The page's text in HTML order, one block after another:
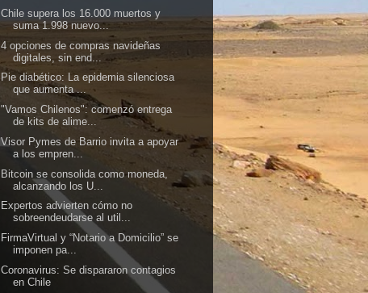
Chile supera los 16.000 muertos y
suma 1.998 nuevo...
4 opciones de compras navideñas
digitales, sin end...
Pie diabético: La epidemia silenciosa
que aumenta ...
"Vamos Chilenos": comenzó entrega
de kits de alime...
Visor Pymes de Barrio invita a apoyar
a los empren...
Bitcoin se consolida como moneda,
alcanzando los U...
Expertos advierten cómo no
sobreendeudarse al util...
FirmaVirtual y “Notario a Domicilio” se
imponen pa...
Coronavirus: Se dispararon contagios
en Chile